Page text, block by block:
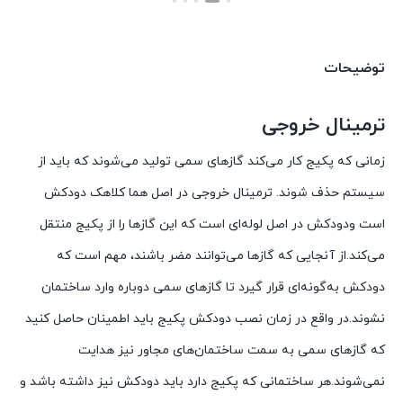
توضیحات
ترمینال خروجی
زمانی که پکیج کار می‌کند گازهای سمی تولید می‌شوند که باید از
سیستم حذف شوند. ترمینال خروجی در اصل هما کلاهک دودکش
است ودودکش در اصل لوله‌ای است که این گازها را از پکیج منتقل
می‌کند.از آنجایی که گازها می‌توانند مضر باشند، مهم است که
دودکش به‌گونه‌ای قرار گیرد تا گازهای سمی دوباره وارد ساختمان
نشوند.در واقع در زمان نصب دودکش پکیج باید اطمینان حاصل کنید
که گازهای سمی به سمت ساختمان‌های مجاور نیز هدایت
نمی‌شوند.هر ساختمانی که پکیج دارد باید دودکش نیز داشته باشد و